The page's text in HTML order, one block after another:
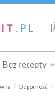
Bez recepty
Odporność